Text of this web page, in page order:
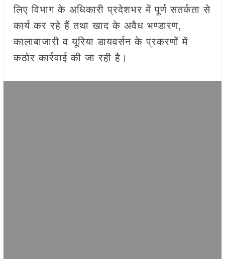
लिए विभाग के अधिकारी प्रदेशभर में पूर्ण सतर्कता से
कार्य कर रहे हैं तथा खाद के अवैध भण्डारण,
कालाबाजारी व यूरिया डायवर्सन के प्रकरणों में
कठोर कार्रवाई की जा रही है।